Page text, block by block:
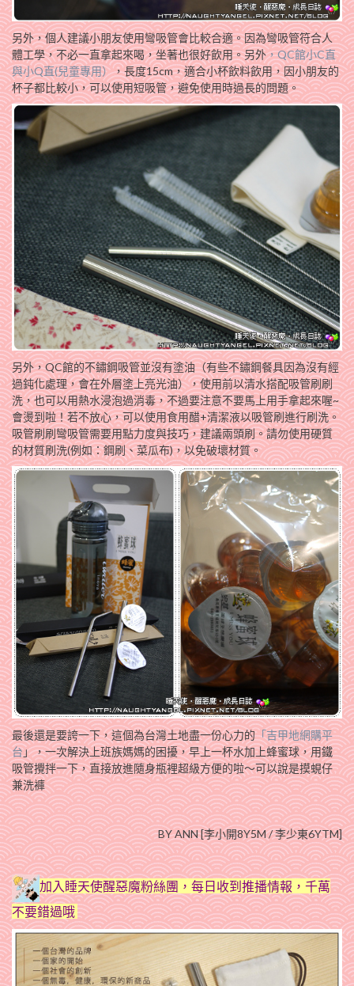
另外，個人建議小朋友使用彎吸管會比較合適。因為彎吸管符合人
體工學，不必一直拿起來喝，坐著也很好飲用。另外，QC館小C直
與小Q直(兒童專用），長度15cm，適合小杯飲料飲用，因小朋友的
杯子都比較小，可以使用短吸管，避免使用時過長的問題。
另外，QC館的不鏽鋼吸管並沒有塗油（有些不鏽鋼餐具因為沒有經
過鈍化處理，會在外層塗上亮光油），使用前以清水搭配吸管刷刷
洗，也可以用熱水浸泡過消毒，不過要注意不要馬上用手拿起來喔~
會燙到啦！若不放心，可以使用食用醋+清潔液以吸管刷進行刷洗。
吸管刷刷彎吸管需要用點力度與技巧，建議兩頭刷。請勿使用硬質
的材質刷洗(例如：鋼刷、菜瓜布)，以免破壞材質。
最後還是要誇一下，這個為台灣土地盡一份心力的「吉甲地網購平
台」，一次解決上班族媽媽的困擾，早上一杯水加上蜂蜜球，用鐵
吸管攪拌一下，直接放進隨身瓶裡超級方便的啦～可以說是摸蜆仔
兼洗褲
BY ANN [李小開8Y5M / 李少東6YTM]
加入睡天使醒惡魔粉絲團，每日收到推播情報，千萬
不要錯過哦